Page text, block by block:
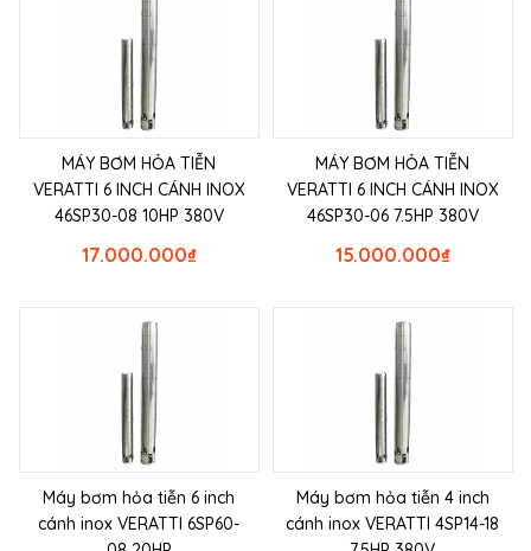
MÁY BƠM HỎA TIỄN
VERATTI 6 INCH CÁNH INOX
46SP30-08 10HP 380V
₫
17.000.000
MÁY BƠM HỎA TIỄN
VERATTI 6 INCH CÁNH INOX
46SP30-06 7.5HP 380V
₫
15.000.000
Máy bơm hỏa tiễn 6 inch
cánh inox VERATTI 6SP60-
Máy bơm hỏa tiễn 4 inch
cánh inox VERATTI 4SP14-18